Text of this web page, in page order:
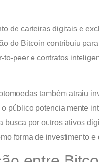
de carteiras digitais e
do Bitcoin contribuiu
peer e contratos
também atraiu
público potencialmente
busca por outros ativos
forma de investimento